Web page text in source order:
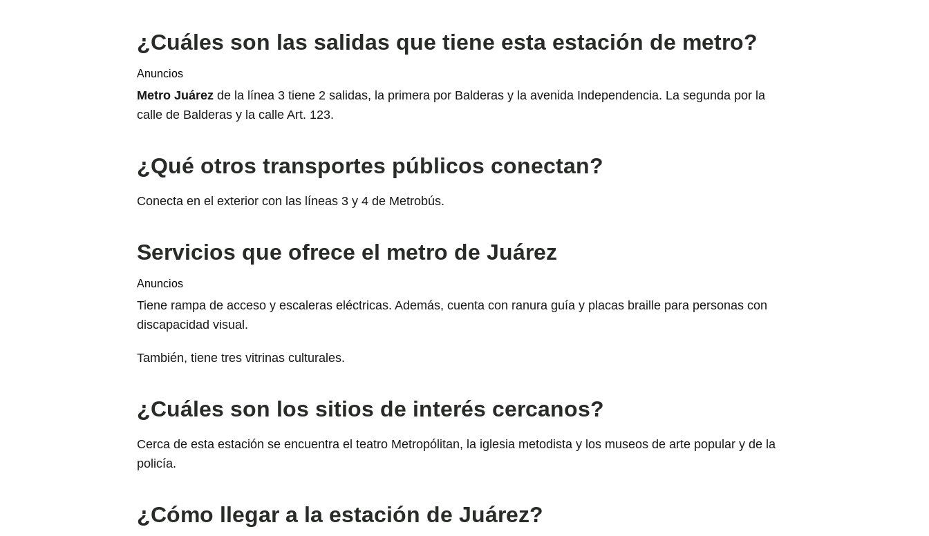
¿Cuáles son las salidas que tiene esta estación de metro?
Anuncios
Metro Juárez de la línea 3 tiene 2 salidas, la primera por Balderas y la avenida Independencia. La segunda por la
calle de Balderas y la calle Art. 123.
¿Qué otros transportes públicos conectan?
Conecta en el exterior con las líneas 3 y 4 de Metrobús.
Servicios que ofrece el metro de Juárez
Anuncios
Tiene rampa de acceso y escaleras eléctricas. Además, cuenta con ranura guía y placas braille para personas con
discapacidad visual.
También, tiene tres vitrinas culturales.
¿Cuáles son los sitios de interés cercanos?
Cerca de esta estación se encuentra el teatro Metropólitan, la iglesia metodista y los museos de arte popular y de la
policía.
¿Cómo llegar a la estación de Juárez?